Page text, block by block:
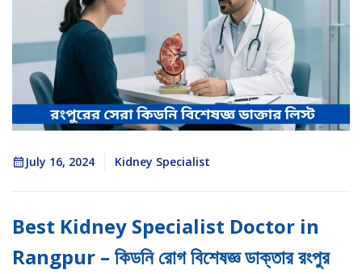
July 16, 2024 Kidney Specialist
Best Kidney Specialist Doctor in
Rangpur – কিডনি রোগ বিশেষজ্ঞ ডাক্তার রংপুর